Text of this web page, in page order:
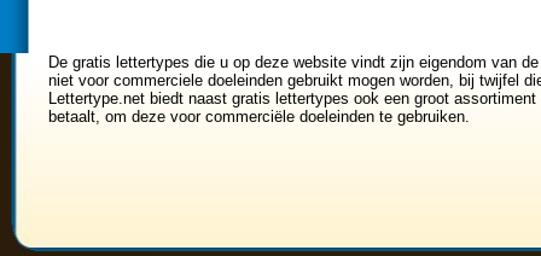
De gratis lettertypes die u op deze website vindt zijn eigendom van
niet voor commerciele doeleinden gebruikt mogen worden, bij twijfel
Lettertype.net biedt naast gratis lettertypes ook een groot
betaalt, om deze voor commerciële doeleinden te gebruiken.